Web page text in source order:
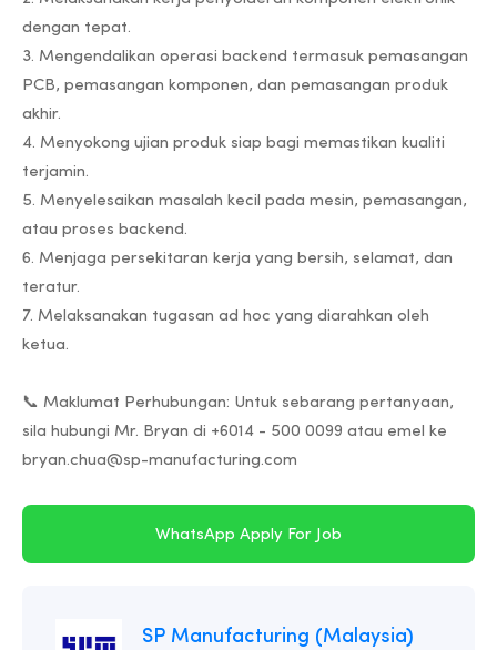
dengan tepat.
3. Mengendalikan operasi backend termasuk pemasangan
PCB, pemasangan komponen, dan pemasangan produk
akhir.
4. Menyokong ujian produk siap bagi memastikan kualiti
terjamin.
5. Menyelesaikan masalah kecil pada mesin, pemasangan,
atau proses backend.
6. Menjaga persekitaran kerja yang bersih, selamat, dan
teratur.
7. Melaksanakan tugasan ad hoc yang diarahkan oleh
ketua.
📞 Maklumat Perhubungan: Untuk sebarang pertanyaan,
sila hubungi Mr. Bryan di +6014 - 500 0099 atau emel ke
WhatsApp Apply For Job
SP Manufacturing (Malaysia)